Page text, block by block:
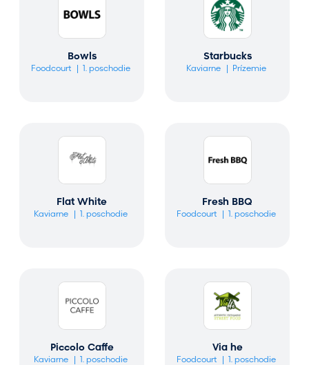
Bowls
Foodcourt 1. poschodie
Starbucks
Kaviarne Prízemie
Flat White
Kaviarne 1. poschodie
Fresh BBQ
Foodcourt 1. poschodie
Piccolo Caffe
Kaviarne 1. poschodie
Via he
Foodcourt 1. poschodie